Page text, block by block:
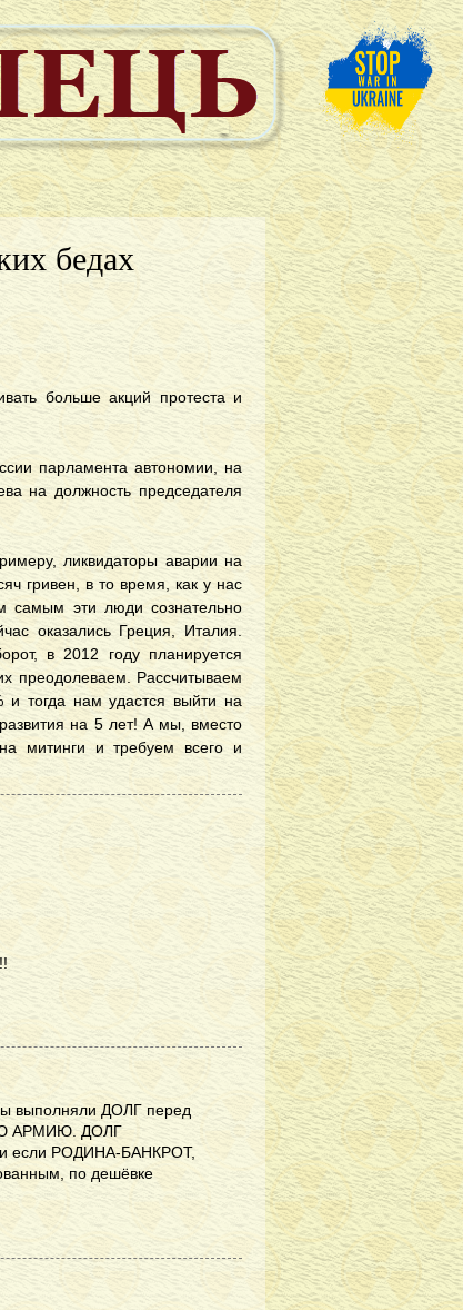
бедах
больше акций протеста и
парламента автономии, на
на должность председателя
ликвидаторы аварии на
гривен, в то время, как у нас
самым эти люди сознательно
оказались Греция, Италия.
в 2012 году планируется
преодолеваем. Рассчитываем
и тогда нам удастся выйти на
на 5 лет! А мы, вместо
митинги и требуем всего и
выполняли ДОЛГ перед
АРМИЮ. ДОЛГ
если РОДИНА-БАНКРОТ,
по дешёвке